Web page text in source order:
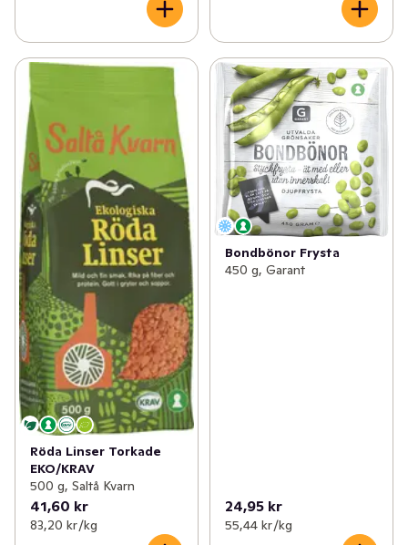
Röda Linser Torkade
EKO/KRAV
500 g, Saltå Kvarn
41,60 kr
83,20 kr /kg
Bondbönor Frysta
450 g, Garant
24,95 kr
55,44 kr /kg